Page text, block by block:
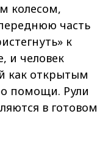
колесом,
часть
к
и человек
как открытым
помощи. Рули
в готовом